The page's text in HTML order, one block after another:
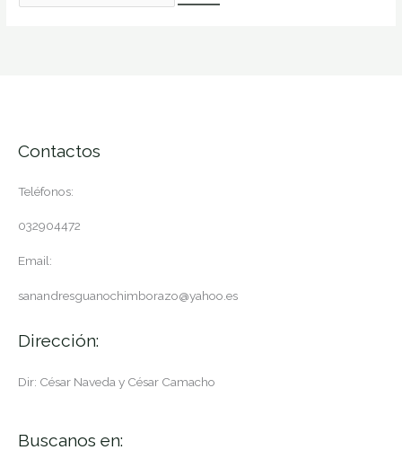
Contactos
Teléfonos:
032904472
Email:
sanandresguanochimborazo@yahoo.es
Dirección:
Dir: César Naveda y César Camacho
Buscanos en: